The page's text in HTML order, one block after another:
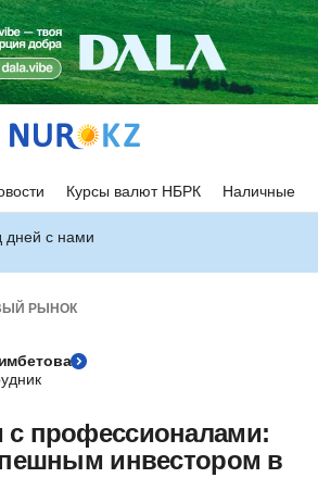
Курсы валют НБРК Наличные
дней с нами
РЫНОК
с профессионалами:
инвестором в